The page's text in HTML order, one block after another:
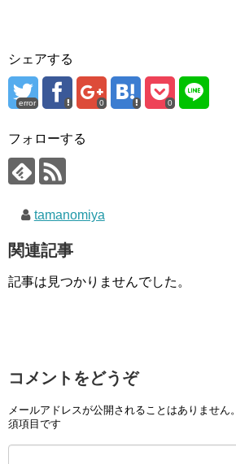
シェアする
error 0 0
フォローする
tamanomiya
関連記事
記事は見つかりませんでした。
コメントをどうぞ
メールアドレスが公開されることはありません。
須項目です